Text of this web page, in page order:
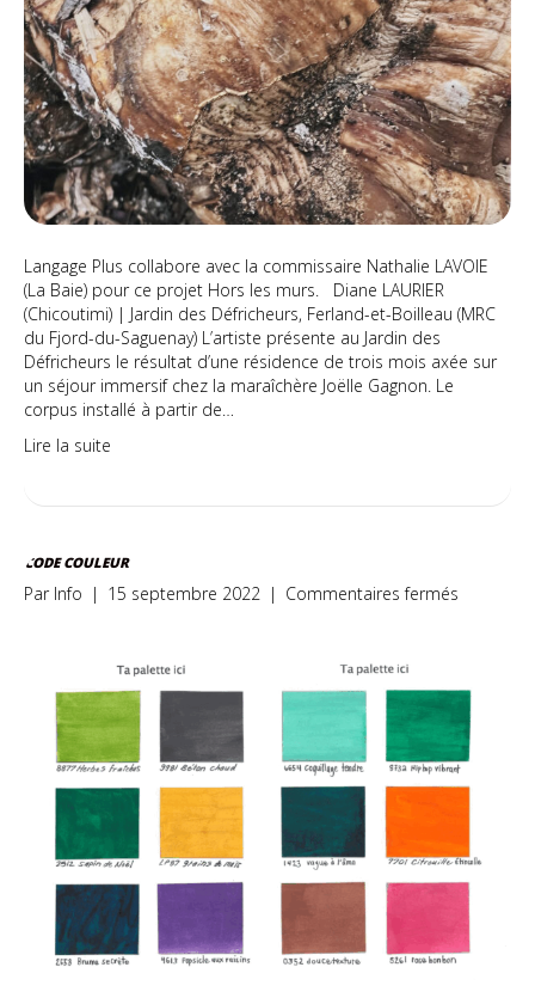
Langage Plus collabore avec la commissaire Nathalie LAVOIE
(La Baie) pour ce projet Hors les murs. Diane LAURIER
(Chicoutimi) | Jardin des Défricheurs, Ferland-et-Boilleau (MRC
du Fjord-du-Saguenay) L’artiste présente au Jardin des
Défricheurs le résultat d’une résidence de trois mois axée sur
un séjour immersif chez la maraîchère Joëlle Gagnon. Le
corpus installé à partir de…
Lire la suite
CODE COULEUR
Par Info | 15 septembre 2022 | Commentaires fermés